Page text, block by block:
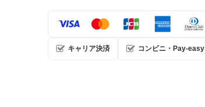
キャリア決済 コンビニ・Pay-easy